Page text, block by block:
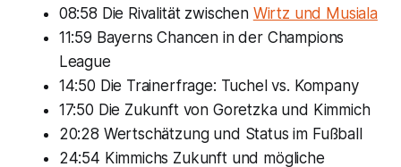
08:58 Die Rivalität zwischen Wirtz und Musiala
11:59 Bayerns Chancen in der Champions
League
14:50 Die Trainerfrage: Tuchel vs. Kompany
17:50 Die Zukunft von Goretzka und Kimmich
20:28 Wertschätzung und Status im Fußball
24:54 Kimmichs Zukunft und mögliche